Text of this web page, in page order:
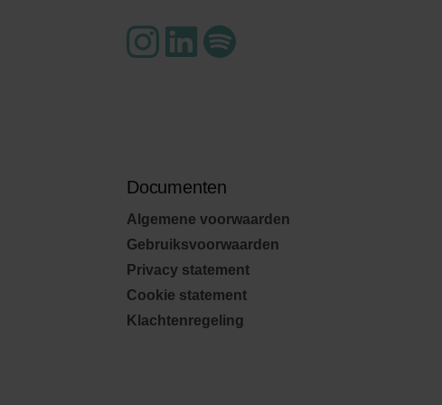
Documenten
Algemene voorwaarden
Gebruiksvoorwaarden
Privacy statement
Cookie statement
Klachtenregeling